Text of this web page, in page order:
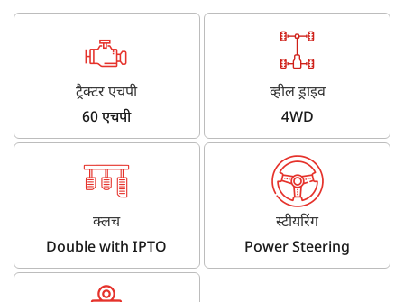
ट्रैक्टर एचपी
60 एचपी
व्हील ड्राइव
4WD
क्लच
Double with IPTO
स्टीयरिंग
Power Steering